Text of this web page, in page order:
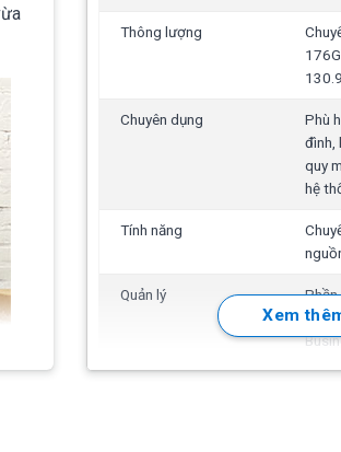
Thông lượng
Chuyên dụng
Phù
đình,
quy
hệ
Tính năng
Quản lý
Xem